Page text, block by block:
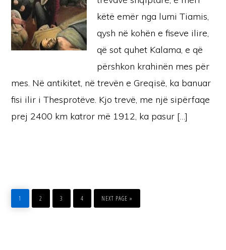
këtë emër nga lumi Tiamis,
qysh në kohën e fiseve ilire,
që sot quhet Kalama, e që
përshkon krahinën mes për
mes. Në antikitet, në trevën e Greqisë, ka banuar
fisi ilir i Thesprotëve. Kjo trevë, me një sipërfaqe
prej 2400 km katror më 1912, ka pasur […]
PAGE
1
PAGE
2
PAGE
3
PAGE
4
GO
TO
NEXT PAGE »